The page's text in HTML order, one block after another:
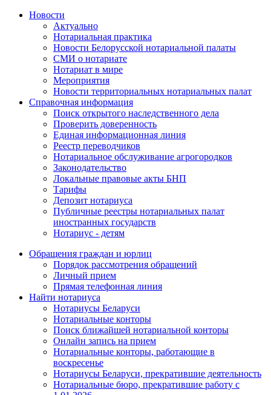
Новости
Актуально
Нотариальная практика
Новости Белорусской нотариальной палаты
СМИ о нотариате
Нотариат в мире
Мероприятия
Новости территориальных нотариальных палат
Справочная информация
Поиск открытого наследственного дела
Проверить доверенность
Единая информационная линия
Реестр переводчиков
Нотариальное обслуживание агрогородков
Законодательство
Локальные правовые акты БНП
Тарифы
Депозит нотариуса
Публичные реестры нотариальных палат
иностранных государств
Нотариус - детям
Обращения граждан и юрлиц
Порядок рассмотрения обращений
Личный прием
Прямая телефонная линия
Найти нотариуса
Нотариусы Беларуси
Нотариальные конторы
Поиск ближайшей нотариальной конторы
Онлайн запись на прием
Нотариальные конторы, работающие в
воскресенье
Нотариусы Беларуси, прекратившие деятельность
Нотариальные бюро, прекратившие работу с